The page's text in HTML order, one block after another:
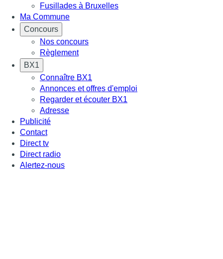
Fusillades à Bruxelles
Ma Commune
Concours
Nos concours
Règlement
BX1
Connaître BX1
Annonces et offres d'emploi
Regarder et écouter BX1
Adresse
Publicité
Contact
Direct tv
Direct radio
Alertez-nous